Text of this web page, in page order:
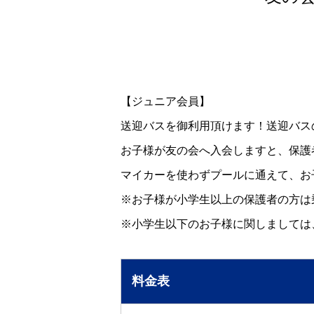
【ジュニア会員】
送迎バスを御利用頂けます！送迎バ
お子様が友の会へ入会しますと、保
マイカーを使わずプールに通えて、
※お子様が小学生以上の保護者の方
※小学生以下のお子様に関しまして
料金表